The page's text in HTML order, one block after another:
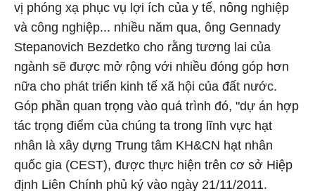
vị phóng xạ phục vụ lợi ích của y tế, nông nghiệp
và công nghiệp... nhiều năm qua, ông Gennady
Stepanovich Bezdetko cho rằng tương lai của
ngành sẽ được mở rộng với nhiều đóng góp hơn
nữa cho phát triển kinh tế xã hội của đất nước.
Góp phần quan trọng vào quá trình đó, "dự án hợp
tác trọng điểm của chúng ta trong lĩnh vực hạt
nhân là xây dựng Trung tâm KH&CN hạt nhân
quốc gia (CEST), được thực hiện trên cơ sở Hiệp
định Liên Chính phủ ký vào ngày 21/11/2011.